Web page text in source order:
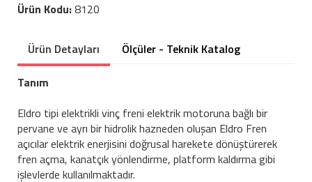
Ürün Kodu:8120
Ürün Detayları
Ölçüler - Teknik Katalog
Tanım
Eldro tipi elektrikli vinç freni elektrik motoruna bağlı bir
pervane ve ayrı bir hidrolik hazneden oluşan Eldro Fren
açıcılar elektrik enerjisini doğrusal harekete dönüştürerek
fren açma, kanatçık yönlendirme, platform kaldırma gibi
işlevlerde kullanılmaktadır.